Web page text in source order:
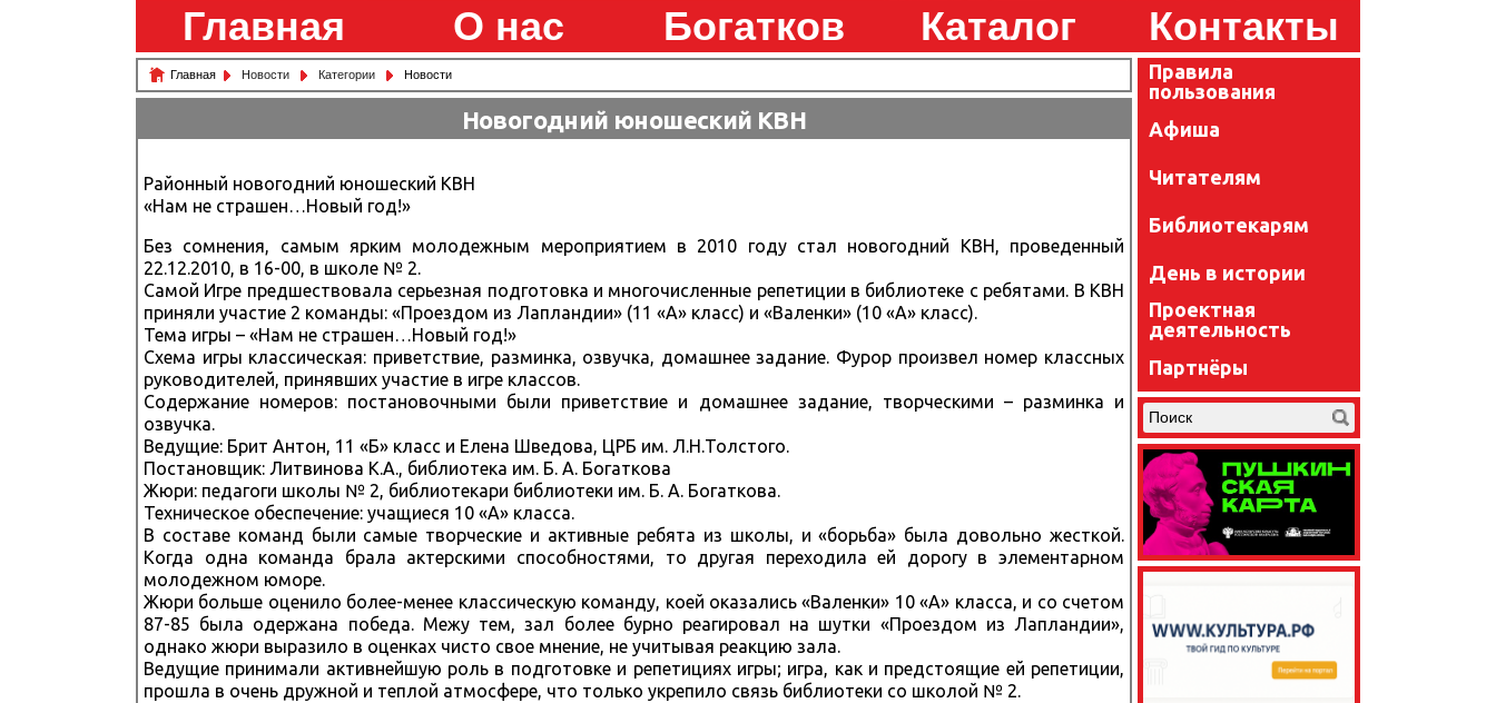
Главная О нас Богатков Каталог Контакты
Главная Новости Категории Новости
Новогодний юношеский КВН
Районный новогодний юношеский КВН
«Нам не страшен…Новый год!»
Без сомнения, самым ярким молодежным мероприятием в 2010 году стал новогодний КВН, проведенный
22.12.2010, в 16-00, в школе № 2.
Самой Игре предшествовала серьезная подготовка и многочисленные репетиции в библиотеке с ребятами. В КВН
приняли участие 2 команды: «Проездом из Лапландии» (11 «А» класс) и «Валенки» (10 «А» класс).
Тема игры – «Нам не страшен…Новый год!»
Схема игры классическая: приветствие, разминка, озвучка, домашнее задание. Фурор произвел номер классных
руководителей, принявших участие в игре классов.
Содержание номеров: постановочными были приветствие и домашнее задание, творческими – разминка и
озвучка.
Ведущие: Брит Антон, 11 «Б» класс и Елена Шведова, ЦРБ им. Л.Н.Толстого.
Постановщик: Литвинова К.А., библиотека им. Б. А. Богаткова
Жюри: педагоги школы № 2, библиотекари библиотеки им. Б. А. Богаткова.
Техническое обеспечение: учащиеся 10 «А» класса.
В составе команд были самые творческие и активные ребята из школы, и «борьба» была довольно жесткой.
Когда одна команда брала актерскими способностями, то другая переходила ей дорогу в элементарном
молодежном юморе.
Жюри больше оценило более-менее классическую команду, коей оказались «Валенки» 10 «А» класса, и со счетом
87-85 была одержана победа. Межу тем, зал более бурно реагировал на шутки «Проездом из Лапландии»,
однако жюри выразило в оценках чисто свое мнение, не учитывая реакцию зала.
Ведущие принимали активнейшую роль в подготовке и репетициях игры; игра, как и предстоящие ей репетиции,
прошла в очень дружной и теплой атмосфере, что только укрепило связь библиотеки со школой № 2.
Правила
пользования
Афиша
Читателям
Библиотекарям
День в истории
Проектная
деятельность
Партнёры